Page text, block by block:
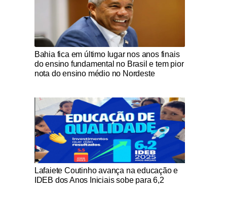
Notícias Católicas
Bahia fica em último lugar nos anos finais
do ensino fundamental no Brasil e tem pior
nota do ensino médio no Nordeste
Notícias Católicas
Lafaiete Coutinho avança na educação e
IDEB dos Anos Iniciais sobe para 6,2